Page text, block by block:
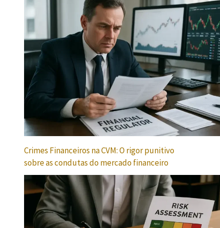
Crimes Financeiros na CVM: O rigor punitivo
sobre as condutas do mercado financeiro